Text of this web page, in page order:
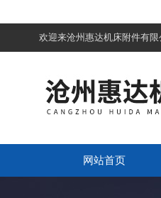
欢迎来沧州惠达机床附件有
网站首页